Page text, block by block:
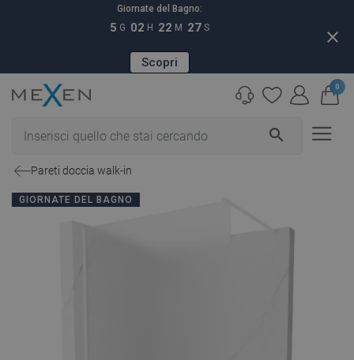
Giornate del Bagno:
5 G 02 H 22 M 26 S
Scopri
close
search
0
Pareti doccia walk-in
GIORNATE DEL BAGNO